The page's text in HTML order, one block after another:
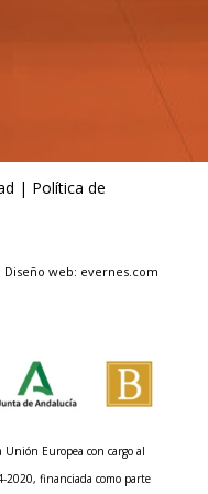
| Política de
Diseño web: evernes.com
Unión Europea con cargo al
2020, financiada como parte